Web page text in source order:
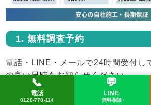
1. 無料調査予約
電話・LINE・メールで24時間受付し
の良い日時をお知らせください。
2. 現地調査（家ドック）
LINEで相談してみ
📞 0120-778-114 ✉️ メール
📞
電話
0120-778-114
💬
LINE
無料相談